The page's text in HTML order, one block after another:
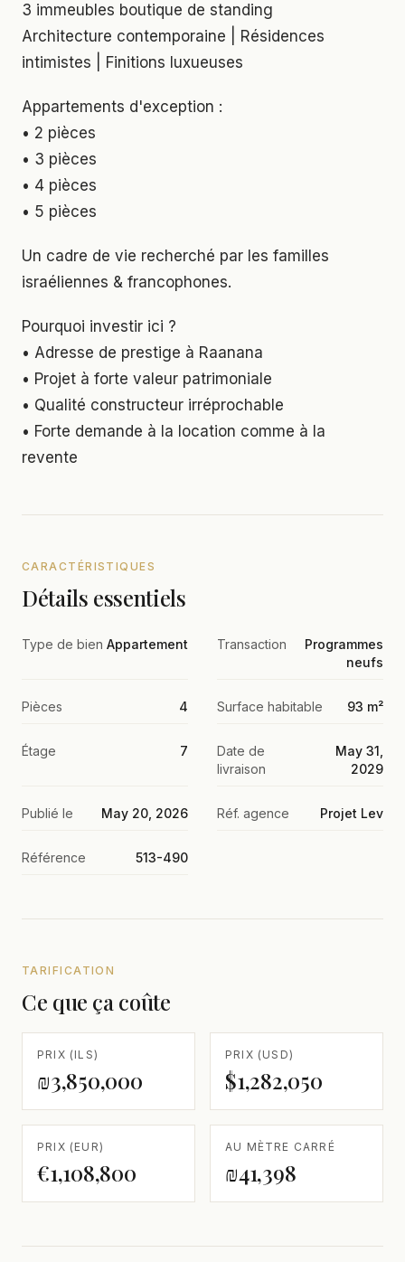
3 immeubles boutique de standing
Architecture contemporaine | Résidences
intimistes | Finitions luxueuses
Appartements d'exception :
• 2 pièces
• 3 pièces
• 4 pièces
• 5 pièces
Un cadre de vie recherché par les familles
israéliennes & francophones.
Pourquoi investir ici ?
• Adresse de prestige à Raanana
• Projet à forte valeur patrimoniale
• Qualité constructeur irréprochable
• Forte demande à la location comme à la
revente
CARACTÉRISTIQUES
Détails essentiels
Type de bien Appartement Transaction
Programmes
neufs
Pièces 4 Surface habitable 93 m²
Étage 7
Date de
livraison
May 31,
2029
Publié le May 20, 2026 Réf. agence Projet Lev
Référence 513-490
TARIFICATION
Ce que ça coûte
PRIX (ILS)
₪3,850,000
PRIX (USD)
$1,282,050
PRIX (EUR)
€1,108,800
AU MÈTRE CARRÉ
₪41,398